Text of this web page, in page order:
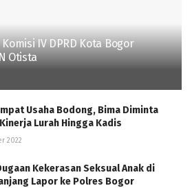
IV DPRD Kota Bogor
Otista
Usaha Bodong, Bima Diminta
Lurah Hingga Kadis
2022
Kekerasan Seksual Anak di
Lapor ke Polres Bogor